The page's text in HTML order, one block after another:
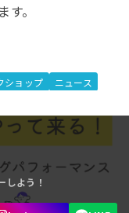
。
ショップ ニュース